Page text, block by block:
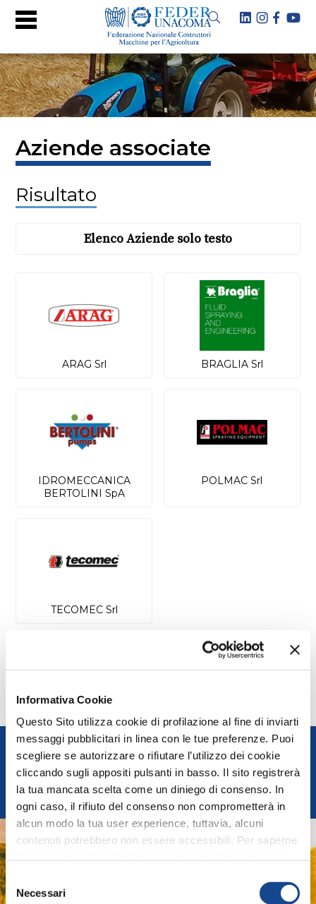
Informativa Cookie
Questo Sito utilizza cookie di profilazione al fine di inviarti
messaggi pubblicitari in linea con le tue preferenze. Puoi
scegliere se autorizzare o rifiutare l’utilizzo dei cookie
cliccando sugli appositi pulsanti in basso. Il sito registrerà
la tua mancata scelta come un diniego di consenso. In
ogni caso, il rifiuto del consenso non comprometterà in
alcun modo la tua user experience, tuttavia, alcuni
contenuti potrebbero non essere accessibili. Per saperne
invitiamo a consultare la nostra
Selezione
delNecessari
Aziende associate
Risultato
Elenco Aziende solo testo
ARAG Srl BRAGLIA Srl
IDROMECCANICA
BERTOLINI SpA
POLMAC Srl
TECOMEC Srl
FEDERUNACOMA
Federazione Nazionale Costruttori Macchine per
l'Agricoltura
AGRIDIGITAL